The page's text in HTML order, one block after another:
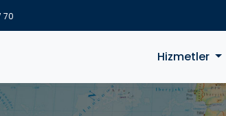
70
Hizmetler